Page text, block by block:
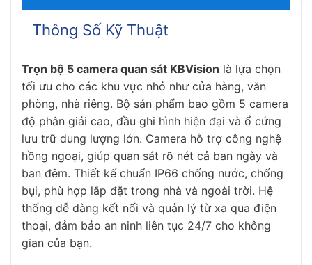
Thông Số Kỹ Thuật
Trọn bộ 5 camera quan sát KBVision là lựa chọn
tối ưu cho các khu vực nhỏ như cửa hàng, văn
phòng, nhà riêng. Bộ sản phẩm bao gồm 5 camera
độ phân giải cao, đầu ghi hình hiện đại và ổ cứng
lưu trữ dung lượng lớn. Camera hỗ trợ công nghệ
hồng ngoại, giúp quan sát rõ nét cả ban ngày và
ban đêm. Thiết kế chuẩn IP66 chống nước, chống
bụi, phù hợp lắp đặt trong nhà và ngoài trời. Hệ
thống dễ dàng kết nối và quản lý từ xa qua điện
thoại, đảm bảo an ninh liên tục 24/7 cho không
gian của bạn.